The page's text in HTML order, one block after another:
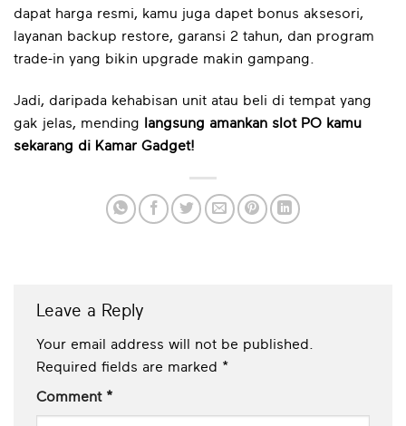
dapat harga resmi, kamu juga dapet bonus aksesori,
layanan backup restore, garansi 2 tahun, dan program
trade-in yang bikin upgrade makin gampang.
Jadi, daripada kehabisan unit atau beli di tempat yang
gak jelas, mending
langsung amankan slot PO kamu
sekarang di Kamar Gadget!
Leave a Reply
Your email address will not be published.
Required fields are marked *
Comment *